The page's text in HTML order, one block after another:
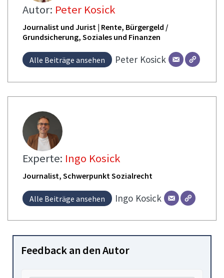
Autor: Peter Kosick
Journalist und Jurist | Rente, Bürgergeld /
Grundsicherung, Soziales und Finanzen
Alle Beiträge ansehen Peter Kosick
Experte: Ingo Kosick
Journalist, Schwerpunkt Sozialrecht
Alle Beiträge ansehen Ingo Kosick
Feedback an den Autor